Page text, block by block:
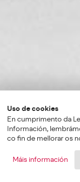
Uso de cookies
En cumprimento da
Información,
co fin de mellorar os
Máis información